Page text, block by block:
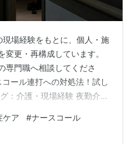
場経験をもとに、個人・施
更・再構成しています。
専門職へ相談してくださ
ール連打への対処法！試し
：介護・現場経験 夜勤介護
右する。この記事では
対処法！試し行動をする
ケア #ナースコール